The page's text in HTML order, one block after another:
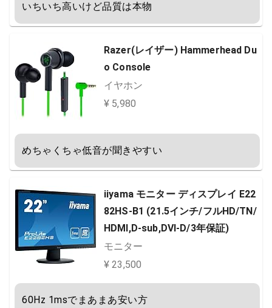
いちいち高いけど品質は本物
Razer(レイザー) Hammerhead Du
o Console
イヤホン
¥ 5,980
めちゃくちゃ低音が聞きやすい
iiyama モニター ディスプレイ E22
82HS-B1 (21.5インチ/フルHD/TN/
HDMI,D-sub,DVI-D/3年保証)
モニター
¥ 23,500
60Hz 1msでまあまあ安い方